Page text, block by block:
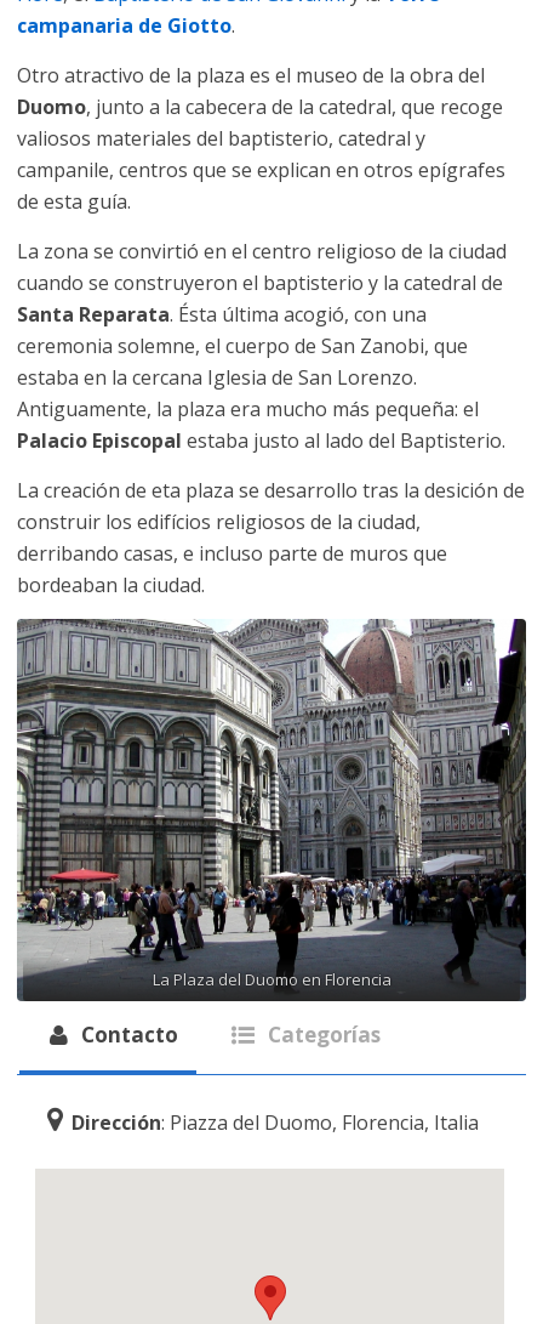
campanaria de Giotto.
Otro atractivo de la plaza es el museo de la obra del
Duomo, junto a la cabecera de la catedral, que recoge
valiosos materiales del baptisterio, catedral y
campanile, centros que se explican en otros epígrafes
de esta guía.
La zona se convirtió en el centro religioso de la ciudad
cuando se construyeron el baptisterio y la catedral de
Santa Reparata. Ésta última acogió, con una
ceremonia solemne, el cuerpo de San Zanobi, que
estaba en la cercana Iglesia de San Lorenzo.
Antiguamente, la plaza era mucho más pequeña: el
Palacio Episcopal estaba justo al lado del Baptisterio.
La creación de eta plaza se desarrollo tras la desición de
construir los edifícios religiosos de la ciudad,
derribando casas, e incluso parte de muros que
bordeaban la ciudad.
La Plaza del Duomo en Florencia
Contacto Categorías
Dirección: Piazza del Duomo, Florencia, Italia